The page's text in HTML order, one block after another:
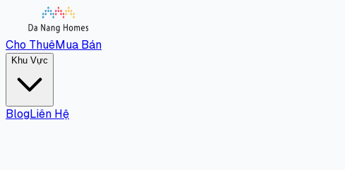
Cho ThuêMua Bán
Khu Vực
BlogLiên Hệ